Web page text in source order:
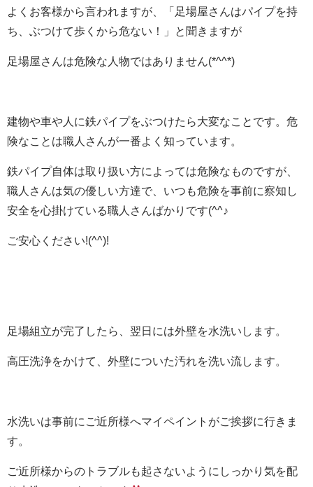
よくお客様から言われますが、「足場屋さんはパイプを持
ち、ぶつけて歩くから危ない！」と聞きますが
足場屋さんは危険な人物ではありません(*^^*)
建物や車や人に鉄パイプをぶつけたら大変なことです。危
険なことは職人さんが一番よく知っています。
鉄パイプ自体は取り扱い方によっては危険なものですが、
職人さんは気の優しい方達で、いつも危険を事前に察知し
安全を心掛けている職人さんばかりです(^^♪
ご安心ください!(^^)!
足場組立が完了したら、翌日には外壁を水洗いします。
高圧洗浄をかけて、外壁についた汚れを洗い流します。
水洗いは事前にご近所様へマイペイントがご挨拶に行きま
す。
ご近所様からのトラブルも起さないようにしっかり気を配